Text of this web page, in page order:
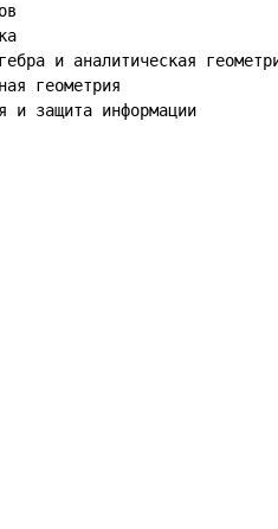
и аналитическая
геометрия